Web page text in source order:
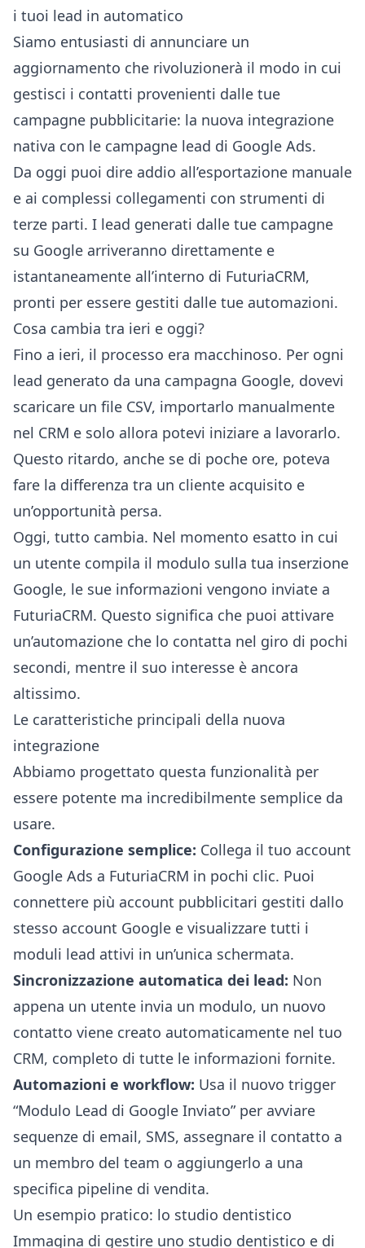
i tuoi lead in automatico
Siamo entusiasti di annunciare un
aggiornamento che rivoluzionerà il modo in cui
gestisci i contatti provenienti dalle tue
campagne pubblicitarie: la nuova integrazione
nativa con le campagne lead di Google Ads.
Da oggi puoi dire addio all’esportazione manuale
e ai complessi collegamenti con strumenti di
terze parti. I lead generati dalle tue campagne
su Google arriveranno direttamente e
istantaneamente all’interno di FuturiaCRM,
pronti per essere gestiti dalle tue automazioni.
Cosa cambia tra ieri e oggi?
Fino a ieri, il processo era macchinoso. Per ogni
lead generato da una campagna Google, dovevi
scaricare un file CSV, importarlo manualmente
nel CRM e solo allora potevi iniziare a lavorarlo.
Questo ritardo, anche se di poche ore, poteva
fare la differenza tra un cliente acquisito e
un’opportunità persa.
Oggi, tutto cambia. Nel momento esatto in cui
un utente compila il modulo sulla tua inserzione
Google, le sue informazioni vengono inviate a
FuturiaCRM. Questo significa che puoi attivare
un’automazione che lo contatta nel giro di pochi
secondi, mentre il suo interesse è ancora
altissimo.
Le caratteristiche principali della nuova
integrazione
Abbiamo progettato questa funzionalità per
essere potente ma incredibilmente semplice da
usare.
Configurazione semplice: Collega il tuo account
Google Ads a FuturiaCRM in pochi clic. Puoi
connettere più account pubblicitari gestiti dallo
stesso account Google e visualizzare tutti i
moduli lead attivi in un’unica schermata.
Sincronizzazione automatica dei lead: Non
appena un utente invia un modulo, un nuovo
contatto viene creato automaticamente nel tuo
CRM, completo di tutte le informazioni fornite.
Automazioni e workflow: Usa il nuovo trigger
“Modulo Lead di Google Inviato” per avviare
sequenze di email, SMS, assegnare il contatto a
un membro del team o aggiungerlo a una
specifica pipeline di vendita.
Un esempio pratico: lo studio dentistico
Immagina di gestire uno studio dentistico e di